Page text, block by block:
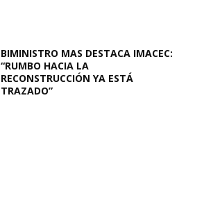
BIMINISTRO MAS DESTACA IMACEC:
“RUMBO HACIA LA
RECONSTRUCCIÓN YA ESTÁ
TRAZADO”